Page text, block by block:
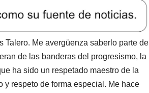
Talero. Me avergüenza saberlo parte de
de las banderas del progresismo, la
ha sido un respetado maestro de la
respeto de forma especial. Me hace